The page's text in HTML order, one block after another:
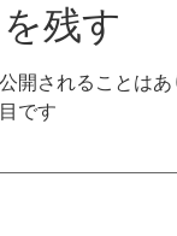
残す
開されることはあ
です